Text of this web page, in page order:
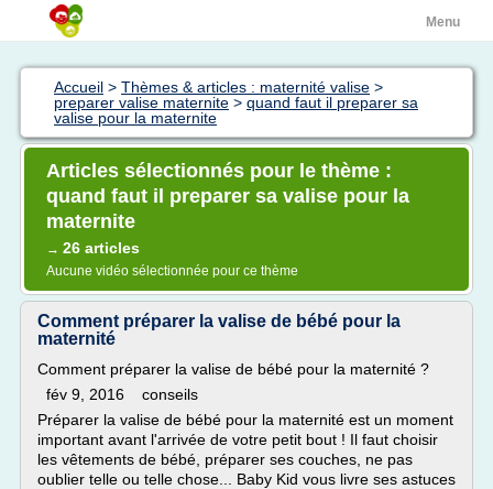
Menu
Accueil > Thèmes & articles : maternité valise >
preparer valise maternite > quand faut il preparer sa
valise pour la maternite
Articles sélectionnés pour le thème :
quand faut il preparer sa valise pour la
maternite
→ 26 articles
Aucune vidéo sélectionnée pour ce thème
Comment préparer la valise de bébé pour la
maternité
Comment préparer la valise de bébé pour la maternité ?
fév 9, 2016 conseils
Préparer la valise de bébé pour la maternité est un moment
important avant l'arrivée de votre petit bout ! Il faut choisir
les vêtements de bébé, préparer ses couches, ne pas
oublier telle ou telle chose... Baby Kid vous livre ses astuces